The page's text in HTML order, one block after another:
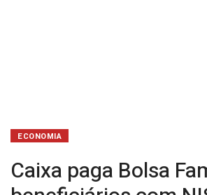
ECONOMIA
Caixa paga Bolsa